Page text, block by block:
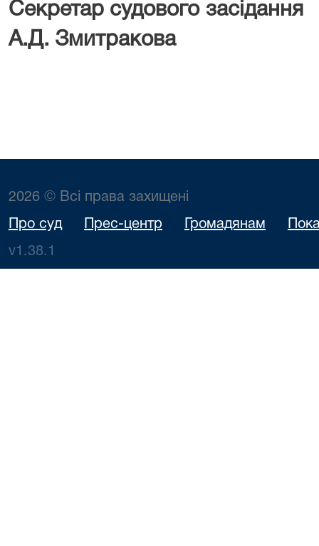
Секретар
А.Д. Змитракова
2026 © Всі права захищені
Про суд Прес-центр Громадянам
v1.38.1